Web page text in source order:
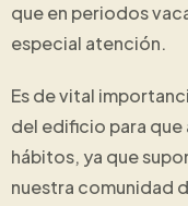
que en periodos
especial atención.
Es de vital
del edificio para que
hábitos, ya que
nuestra comunidad